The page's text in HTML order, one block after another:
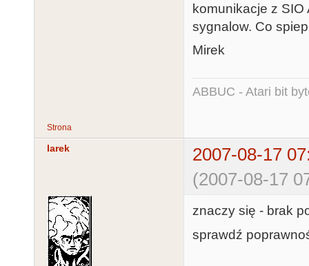
komunikacje z SIO
sygnalow. Co
Mirek
ABBUC - Atari bit
Strona
larek
2007-08-17
(2007-08-17
znaczy się - brak
sprawdź